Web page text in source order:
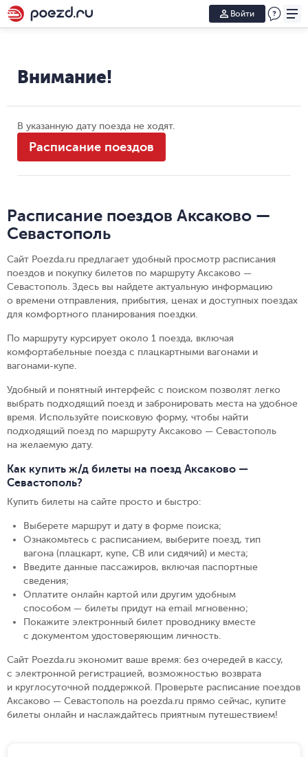
Войти
Внимание!
В указанную дату поезда не ходят.
Расписание поездов
Расписание поездов Аксаково —
Севастополь
Сайт Poezda.ru предлагает удобный просмотр расписания
поездов и покупку билетов по маршруту Аксаково —
Севастополь. Здесь вы найдете актуальную информацию
о времени отправления, прибытия, ценах и доступных поездах
для комфортного планирования поездки.
По маршруту курсирует около 1 поезда, включая
комфортабельные поезда с плацкартными вагонами и
вагонами-купе.
Удобный и понятный интерфейс с поиском позволят легко
выбрать подходящий поезд и забронировать места на удобное
время. Используйте поисковую форму, чтобы найти
подходящий поезд по маршруту Аксаково — Севастополь
на желаемую дату.
Как купить ж/д билеты на поезд Аксаково —
Севастополь?
Купить билеты на сайте просто и быстро:
Выберете маршрут и дату в форме поиска;
Ознакомьтесь с расписанием, выберите поезд, тип
вагона (плацкарт, купе, СВ или сидячий) и места;
Введите данные пассажиров, включая паспортные
сведения;
Оплатите онлайн картой или другим удобным
способом — билеты придут на email мгновенно;
Покажите электронный билет проводнику вместе
с документом удостоверяющим личность.
Сайт Poezda.ru экономит ваше время: без очередей в кассу,
с электронной регистрацией, возможностью возврата
и круглосуточной поддержкой. Проверьте расписание поездов
Аксаково — Севастополь на poezda.ru прямо сейчас, купите
билеты онлайн и наслаждайтесь приятным путешествием!